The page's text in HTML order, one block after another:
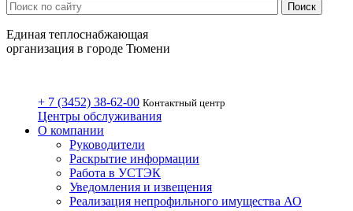
Единая теплоснабжающая
организация в городе Тюмени
+ 7 (3452) 38-62-00 Контактный центр
Центры обслуживания
О компании
Руководители
Раскрытие информации
Работа в УСТЭК
Уведомления и извещения
Реализация непрофильного имущества АО